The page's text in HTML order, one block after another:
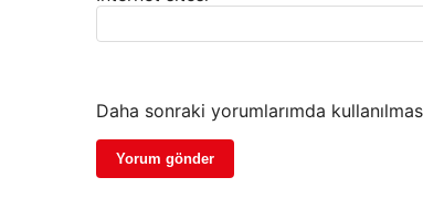
Daha sonraki yorumlarımda